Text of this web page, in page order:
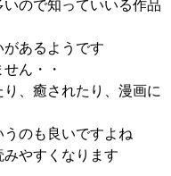
ので知っていいる作品
があるようです
ん・・
、癒されたり、漫画に
のも良いですよね
やすくなります